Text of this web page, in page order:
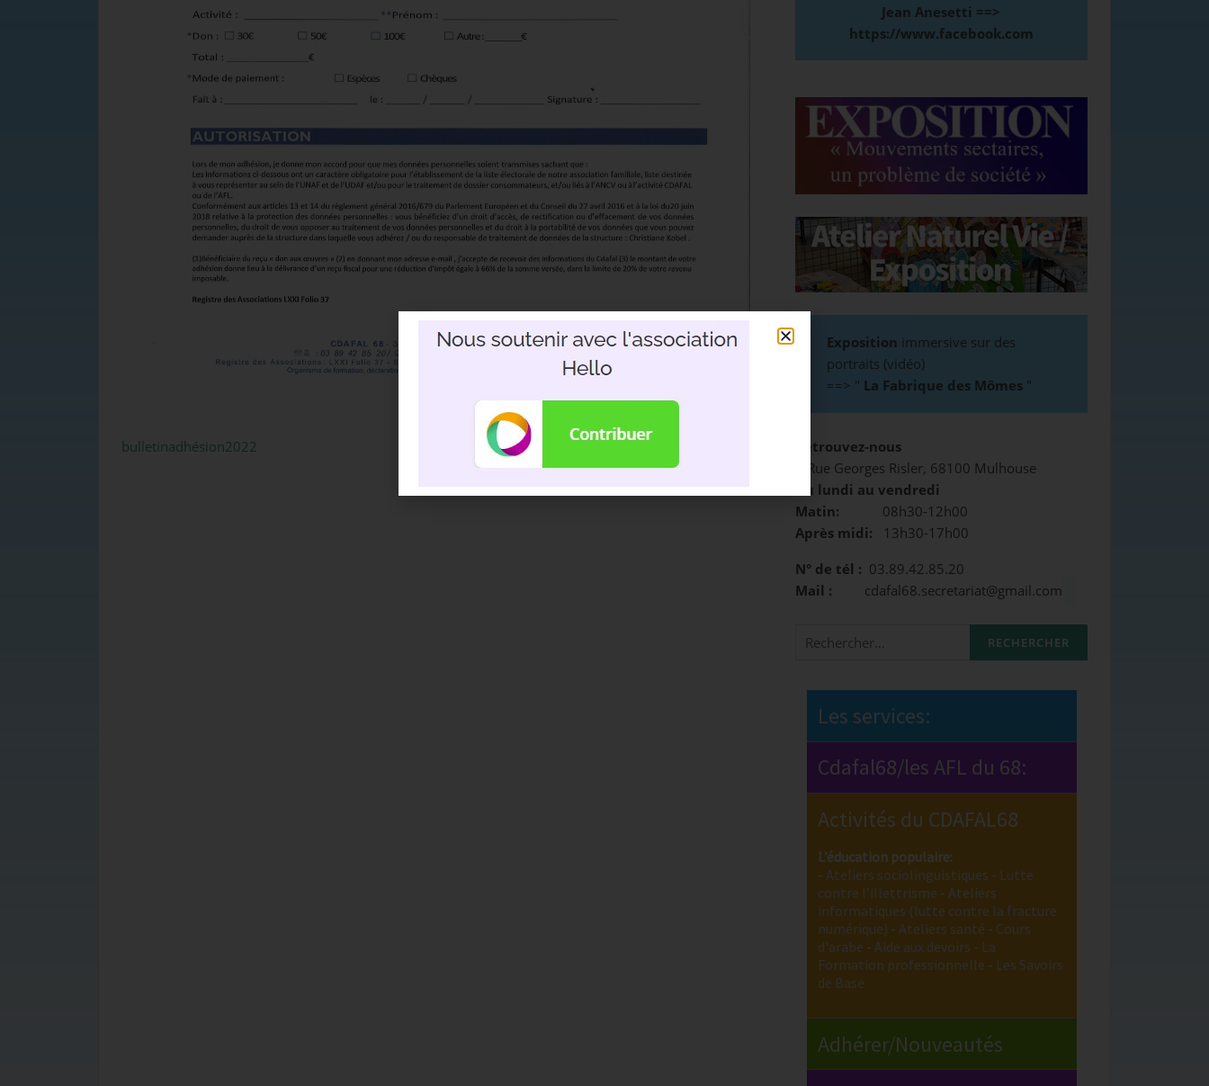
bulletinadhésion2022
Jean Anesetti ==>
https://www.facebook.com
Exposition immersive sur des
portraits (vidéo)
==> " La Fabrique des Mômes "
Retrouvez-nous
3 Rue Georges Risler, 68100 Mulhouse
Du lundi au vendredi
Matin: 08h30-12h00
Après midi: 13h30-17h00
N° de tél : 03.89.42.85.20
Mail : cdafal68.secretariat@gmail.com